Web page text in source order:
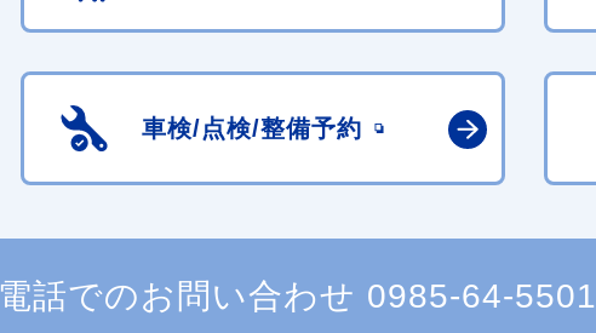
車検/点検/整備予約
電話でのお問い合わせ 0985-64-5501